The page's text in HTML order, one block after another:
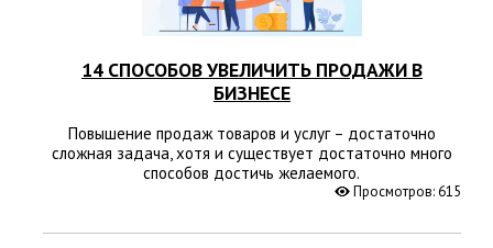
14 СПОСОБОВ УВЕЛИЧИТЬ ПРОДАЖИ В
БИЗНЕСЕ
Повышение продаж товаров и услуг – достаточно
сложная задача, хотя и существует достаточно много
способов достичь желаемого.
Просмотров: 615